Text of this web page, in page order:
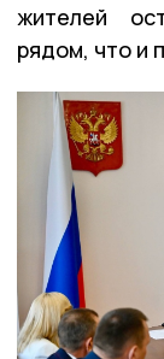
жителей
рядом, что и